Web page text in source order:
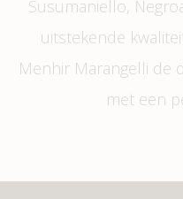
Susumaniello,
uitstekende
Menhir Marangelli de
met een